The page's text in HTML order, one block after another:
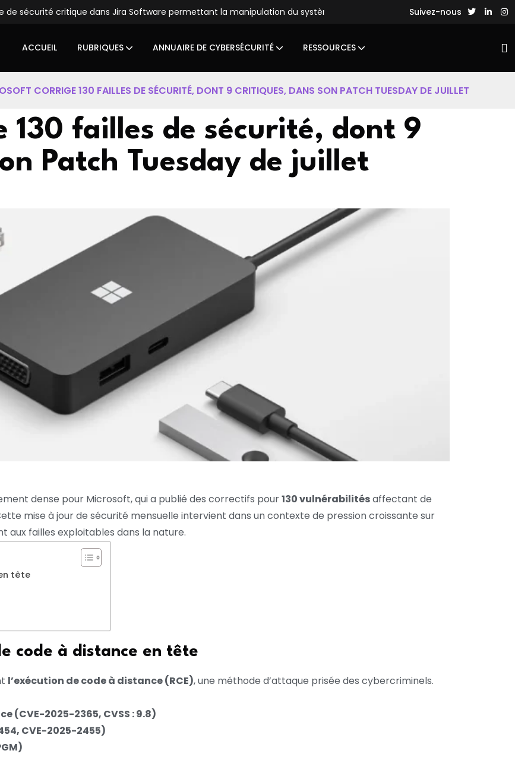
sécurité critique dans Jira Software permettant la manipulation du système de fichiers Des hackers chinois
Suivez-nous
ACCUEIL RUBRIQUES ANNUAIRE DE CYBERSÉCURITÉ RESSOURCES
CORRIGE 130 FAILLES DE SÉCURITÉ, DONT 9 CRITIQUES, DANS SON PATCH TUESDAY DE JUILLET
130 failles de sécurité, dont 9
Patch Tuesday de juillet
dense pour Microsoft, qui a publié des correctifs pour130 vulnérabilitésaffectant de
mise à jour de sécurité mensuelle intervient dans un contexte de pression croissante sur
aux failles exploitables dans la nature.
tête
code à distance en tête
l’exécution de code à distance (RCE), une méthode d’attaque prisée des cybercriminels.
(CVE-2025-2365, CVSS : 9.8)
CVE-2025-2455)